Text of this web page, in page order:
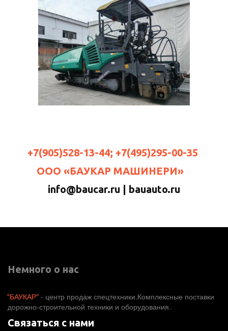
+7(905)528-13-44; +7(495)295-00-35
ООО «БАУКАР МАШИНЕРИ»
info@baucar.ru | bauauto.ru
Немного о нас
"БАУКАР" - центр продаж спецтехники.Комплексные поставки
дорожно-строительной техники и оборудования.
Связаться с нами